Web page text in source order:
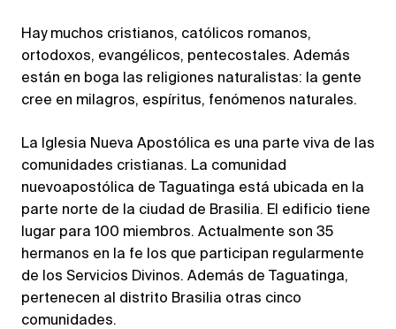
Hay muchos cristianos, católicos romanos,
ortodoxos, evangélicos, pentecostales. Además
están en boga las religiones naturalistas: la gente
cree en milagros, espíritus, fenómenos naturales.
La Iglesia Nueva Apostólica es una parte viva de las
comunidades cristianas. La comunidad
nuevoapostólica de Taguatinga está ubicada en la
parte norte de la ciudad de Brasilia. El edificio tiene
lugar para 100 miembros. Actualmente son 35
hermanos en la fe los que participan regularmente
de los Servicios Divinos. Además de Taguatinga,
pertenecen al distrito Brasilia otras cinco
comunidades.